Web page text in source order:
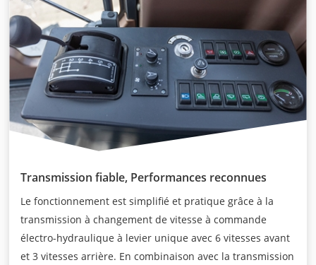
Transmission fiable, Performances reconnues
Le fonctionnement est simplifié et pratique grâce à la
transmission à changement de vitesse à commande
électro-hydraulique à levier unique avec 6 vitesses avant
et 3 vitesses arrière. En combinaison avec la transmission